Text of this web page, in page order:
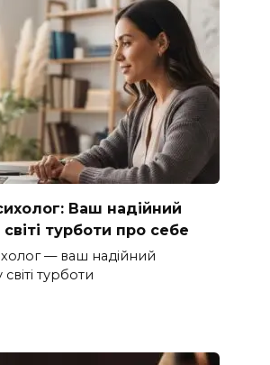
Ваш надійний
турботи про себе
— ваш надійний
турботи